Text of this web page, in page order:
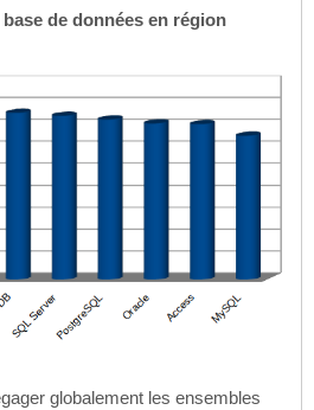
de données en région
globalement les ensembles